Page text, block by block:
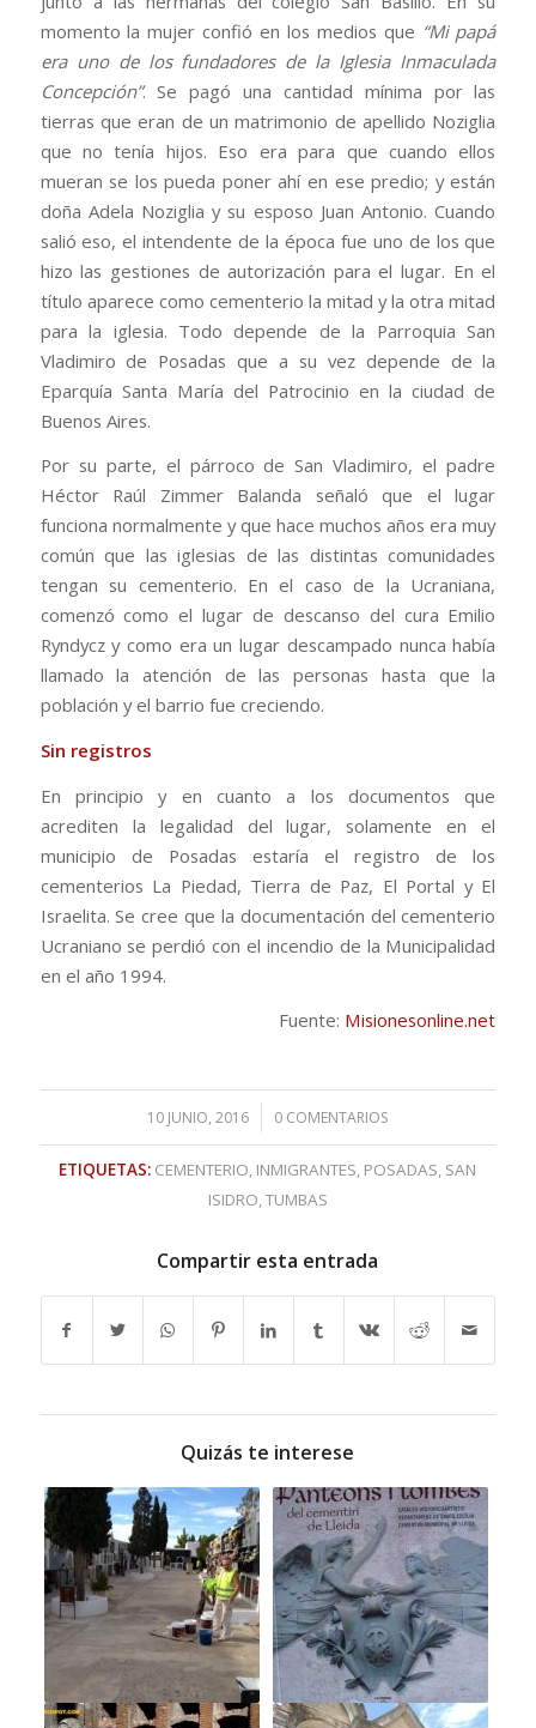
momento la mujer confió en los medios que “Mi papá
era uno de los fundadores de la Iglesia Inmaculada
Concepción”. Se pagó una cantidad mínima por las
tierras que eran de un matrimonio de apellido Noziglia
que no tenía hijos. Eso era para que cuando ellos
mueran se los pueda poner ahí en ese predio; y están
doña Adela Noziglia y su esposo Juan Antonio. Cuando
salió eso, el intendente de la época fue uno de los que
hizo las gestiones de autorización para el lugar. En el
título aparece como cementerio la mitad y la otra mitad
para la iglesia. Todo depende de la Parroquia San
Vladimiro de Posadas que a su vez depende de la
Eparquía Santa María del Patrocinio en la ciudad de
Buenos Aires.
Por su parte, el párroco de San Vladimiro, el padre
Héctor Raúl Zimmer Balanda señaló que el lugar
funciona normalmente y que hace muchos años era muy
común que las iglesias de las distintas comunidades
tengan su cementerio. En el caso de la Ucraniana,
comenzó como el lugar de descanso del cura Emilio
Ryndycz y como era un lugar descampado nunca había
llamado la atención de las personas hasta que la
población y el barrio fue creciendo.
Sin registros
En principio y en cuanto a los documentos que
acrediten la legalidad del lugar, solamente en el
municipio de Posadas estaría el registro de los
cementerios La Piedad, Tierra de Paz, El Portal y El
Israelita. Se cree que la documentación del cementerio
Ucraniano se perdió con el incendio de la Municipalidad
en el año 1994.
Fuente: Misionesonline.net
10 JUNIO, 2016
/ 0 COMENTARIOS
ETIQUETAS: CEMENTERIO, INMIGRANTES, POSADAS, SAN
ISIDRO,TUMBAS
Compartir esta entrada
Quizás te interese